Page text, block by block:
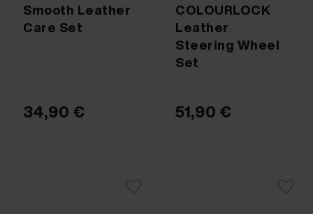
Smooth Leather
Care Set
34,90 €
COLOURLOCK
Leather
Steering Wheel
Set
51,90 €